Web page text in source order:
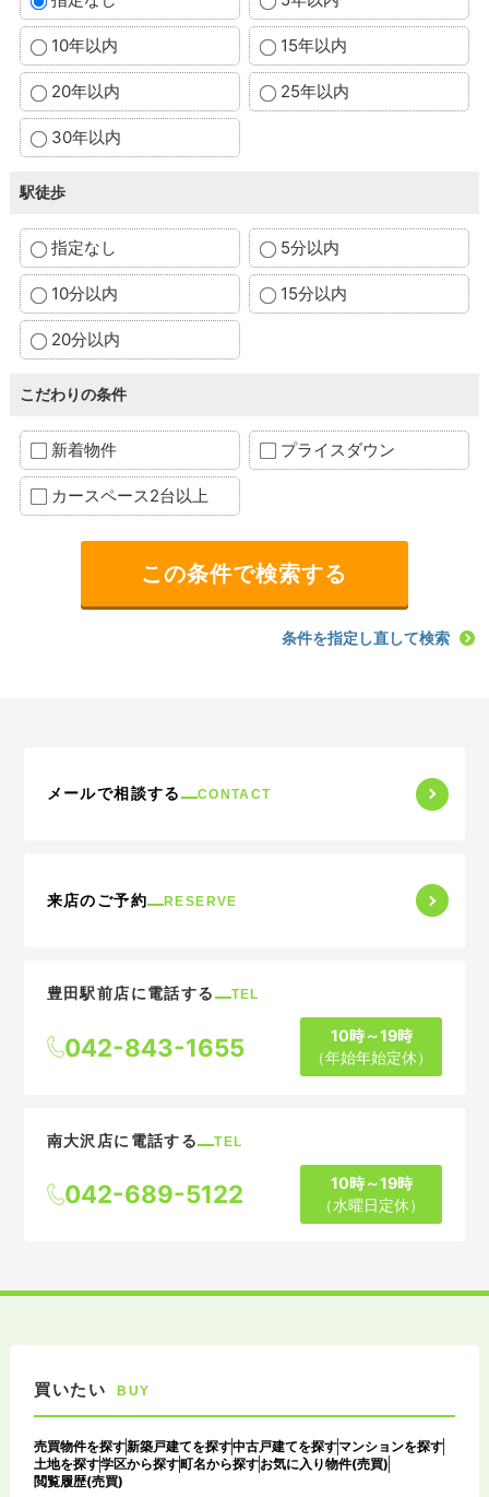
10年以内 15年以内
20年以内 25年以内
30年以内
駅徒歩
指定なし 5分以内
10分以内 15分以内
20分以内
こだわりの条件
新着物件 プライスダウン
カースペース2台以上
条件を指定し直して検索
メールで相談する CONTACT
来店のご予約 RESERVE
豊田駅前店に電話する TEL
042-843-1655
10時～19時
（年始年始定休）
南大沢店に電話する TEL
042-689-5122
10時～19時
（水曜日定休）
買いたい BUY
売買物件を探す新築戸建てを探す中古戸建てを探すマンションを探す
土地を探す学区から探す町名から探すお気に入り物件(売買)
閲覧履歴(売買)